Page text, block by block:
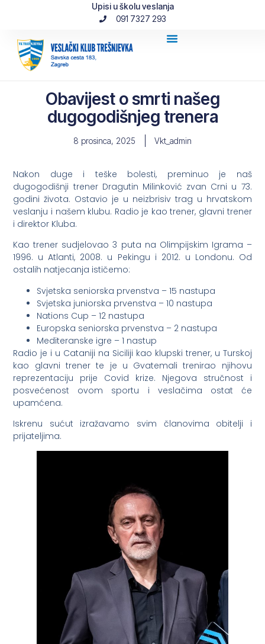
Upisi u školu veslanja
091 7327 293
Obavijest o smrti našeg
dugogodišnjeg trenera
8 prosinca, 2025 Vkt_admin
Nakon duge i teške bolesti, preminuo je naš
dugogodišnji trener Dragutin Milinković zvan Crni u 73.
godini života. Ostavio je u neizbrisiv trag u hrvatskom
veslanju i našem klubu. Radio je kao trener, glavni trener
i direktor Kluba.
Kao trener sudjelovao 3 puta na Olimpijskim Igrama –
1996. u Atlanti, 2008. u Pekingu i 2012. u Londonu. Od
ostalih natjecanja ističemo:
Svjetska seniorska prvenstva – 15 nastupa
Svjetska juniorska prvenstva – 10 nastupa
Nations Cup – 12 nastupa
Europska seniorska prvenstva – 2 nastupa
Mediteranske igre – 1 nastup
Radio je i u Cataniji na Siciliji kao klupski trener, u Turskoj
kao glavni trener te je u Gvatemali trenirao njihovu
reprezentaciju prije Covid krize. Njegova stručnost i
posvećenost ovom sportu i veslačima ostat će
upamćena.
Iskrenu sućut izražavamo svim članovima obitelji i
prijateljima.